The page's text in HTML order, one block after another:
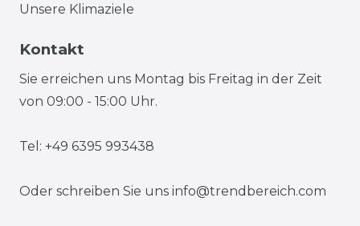
Unsere Klimaziele
Kontakt
Sie erreichen uns Montag bis Freitag in der Zeit
von 09:00 - 15:00 Uhr.
Tel: +49 6395 993438
Oder schreiben Sie uns info@trendbereich.com